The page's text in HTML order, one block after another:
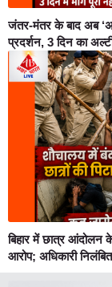
जंतर-मंतर के बाद अब
प्रदर्शन, 3 दिन का
बिहार में छात्र आंदोलन के
आरोप; अधिकारी निलंबित